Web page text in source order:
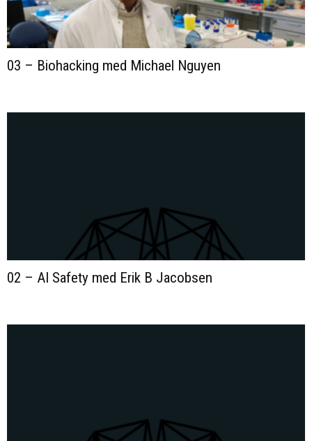
03 – Biohacking med Michael Nguyen
02 – AI Safety med Erik B Jacobsen